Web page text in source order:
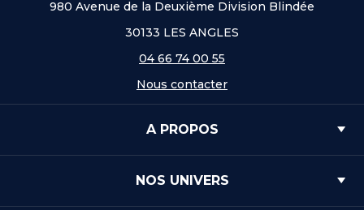
980 Avenue de la Deuxième Division Blindée
30133 LES ANGLES
04 66 74 00 55
Nous contacter
A PROPOS
NOS UNIVERS